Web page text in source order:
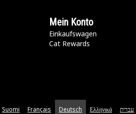
Mein Konto
Einkaufswagen
Cat Rewards
Suomi Français Deutsch Ελληνικά עברית